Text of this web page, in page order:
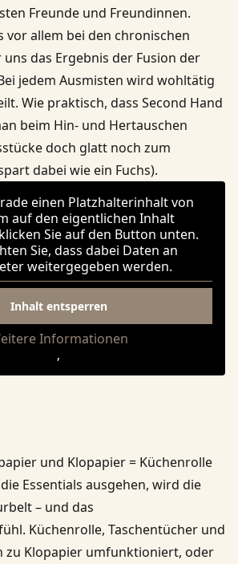
Freunde und Freundinnen.
vor allem bei den chronischen
das Ergebnis der Fusion der
jedem Ausmisten wird wohltätig
Wie praktisch, dass Second Hand
beim Hin- und Hertauschen
doch glatt noch zum
dabei wie ein Fuchs).
einen Platzhalterinhalt von
auf den eigentlichen Inhalt
Sie auf den Button unten.
Sie, dass dabei Daten an
weitergegeben werden.
Inhalt entsperren
Informationen
‚
und Klopapier = Küchenrolle
Essentials ausgehen, wird die
– und das
Küchenrolle, Taschentücher und
zu Klopapier umfunktioniert, oder